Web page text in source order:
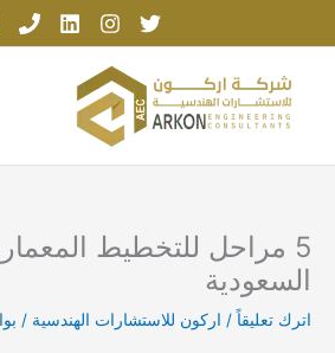
5 مراحل للتخطيط
السعودية
اترك تعليقاً / اركون للاستشارات الهندسية /